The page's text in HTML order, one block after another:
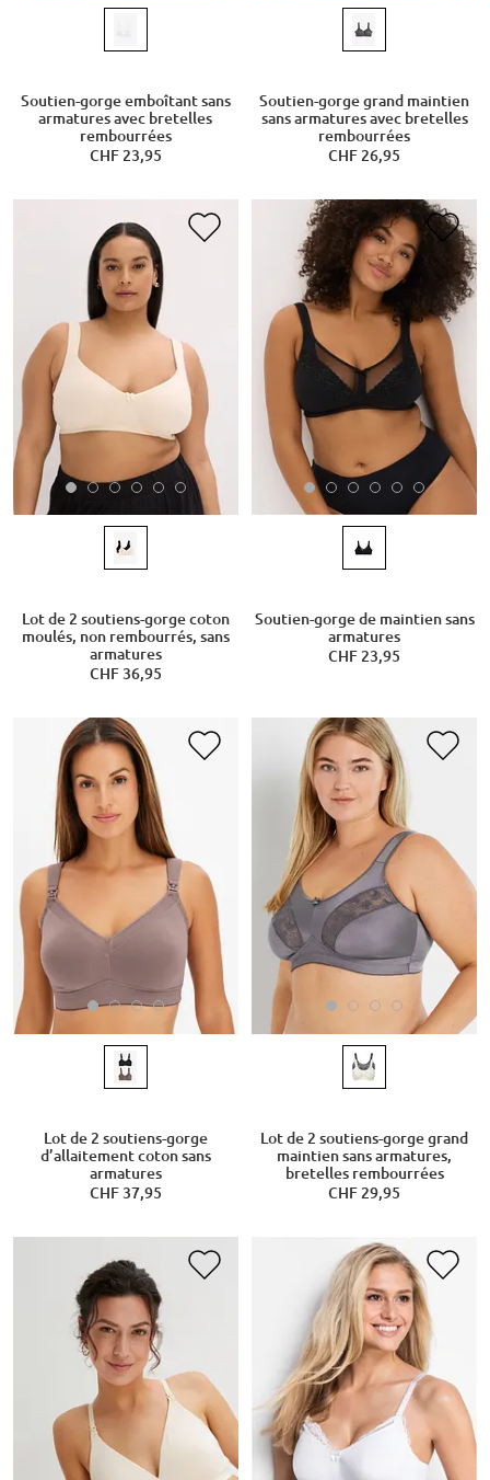
Soutien-gorge emboîtant sans
armatures avec bretelles
rembourrées
CHF 23,95
Soutien-gorge grand maintien
sans armatures avec bretelles
rembourrées
CHF 26,95
Lot de 2 soutiens-gorge coton
moulés, non rembourrés, sans
armatures
CHF 36,95
Soutien-gorge de maintien sans
armatures
CHF 23,95
Lot de 2 soutiens-gorge
d’allaitement coton sans
armatures
CHF 37,95
Lot de 2 soutiens-gorge grand
maintien sans armatures,
bretelles rembourrées
CHF 29,95